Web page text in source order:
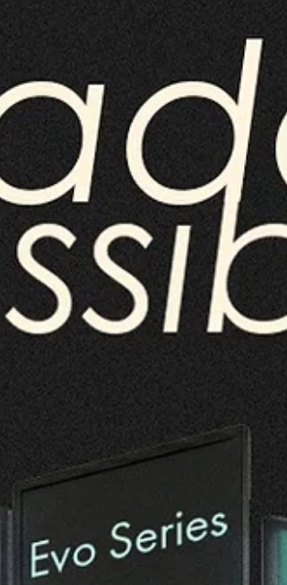
เจเนอเรชันที่ 6 ในซีรีส์ Alpha 7R ที่ต่อยอดจุดเด่น
ด้านความละเอียดสูง ชูคอนเซปต์ Resolution of